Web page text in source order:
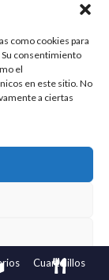
como cookies para
consentimiento
el
en este sitio. No
a ciertas

Cuartelillos
derechos